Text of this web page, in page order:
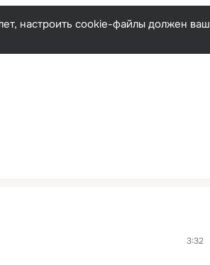
Русский
настроить cookie-файлы должен ваш
3:32